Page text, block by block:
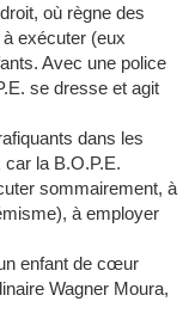
où règne des
exécuter (eux
Avec une police
se dresse et agit
dans les
la B.O.P.E.
sommairement, à
à employer
enfant de cœur
Wagner Moura,